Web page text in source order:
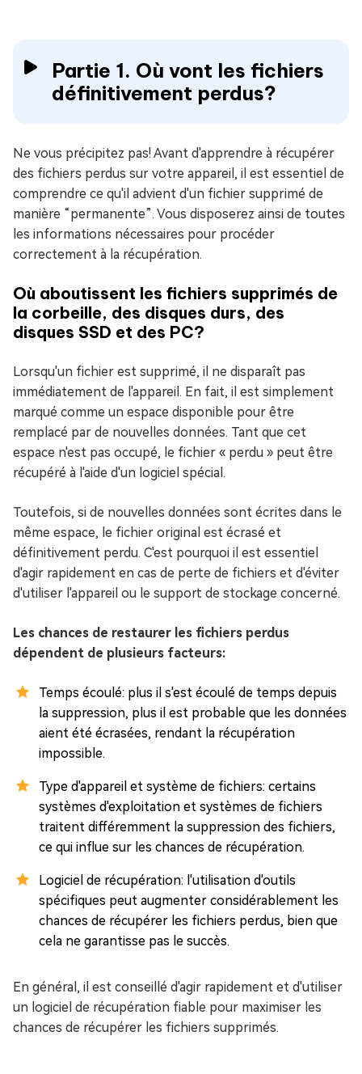
Partie 1. Où vont les fichiers
définitivement perdus?
Ne vous précipitez pas! Avant d'apprendre à récupérer
des fichiers perdus sur votre appareil, il est essentiel de
comprendre ce qu'il advient d'un fichier supprimé de
manière “permanente”. Vous disposerez ainsi de toutes
les informations nécessaires pour procéder
correctement à la récupération.
Où aboutissent les fichiers supprimés de
la corbeille, des disques durs, des
disques SSD et des PC?
Lorsqu'un fichier est supprimé, il ne disparaît pas
immédiatement de l'appareil. En fait, il est simplement
marqué comme un espace disponible pour être
remplacé par de nouvelles données. Tant que cet
espace n'est pas occupé, le fichier « perdu » peut être
récupéré à l'aide d'un logiciel spécial.
Toutefois, si de nouvelles données sont écrites dans le
même espace, le fichier original est écrasé et
définitivement perdu. C'est pourquoi il est essentiel
d'agir rapidement en cas de perte de fichiers et d'éviter
d'utiliser l'appareil ou le support de stockage concerné.
Les chances de restaurer les fichiers perdus
dépendent de plusieurs facteurs:
Temps écoulé: plus il s'est écoulé de temps depuis
la suppression, plus il est probable que les données
aient été écrasées, rendant la récupération
impossible.
Type d'appareil et système de fichiers: certains
systèmes d'exploitation et systèmes de fichiers
traitent différemment la suppression des fichiers,
ce qui influe sur les chances de récupération.
Logiciel de récupération: l'utilisation d'outils
spécifiques peut augmenter considérablement les
chances de récupérer les fichiers perdus, bien que
cela ne garantisse pas le succès.
En général, il est conseillé d'agir rapidement et d'utiliser
un logiciel de récupération fiable pour maximiser les
chances de récupérer les fichiers supprimés.